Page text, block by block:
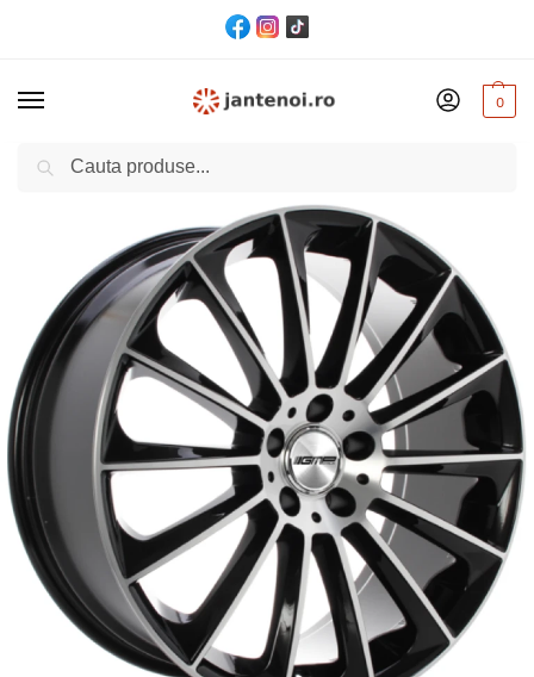
0
Acasă Jante / JANTA GMP STELLAR CB66.6 8/19 5×112 ET35 Black polished